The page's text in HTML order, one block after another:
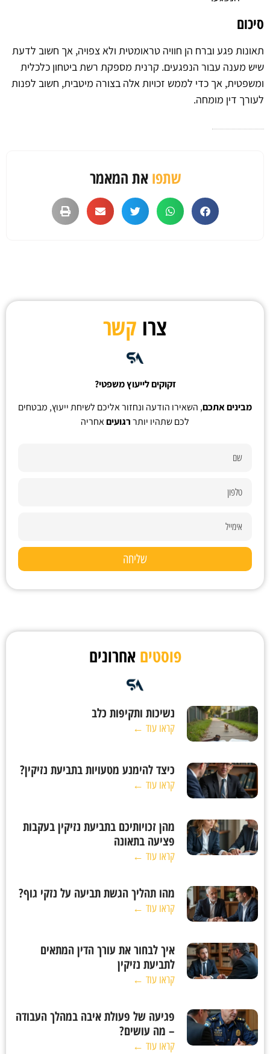
סיכום
תאונות פגע וברח הן חוויה טראומטית ולא צפויה, אך חשוב לדעת
שיש מענה עבור הנפגעים. קרנית מספקת רשת ביטחון כלכלית
ומשפטית, אך כדי לממש זכויות אלה בצורה מיטבית, חשוב לפנות
לעורך דין מומחה.
שתפואת המאמר
צרו קשר
זקוקים לייעוץ משפטי?
מבינים אתכם, השאירו הודעה ונחזור אליכם לשיחת ייעוץ, מבטחים
לכם שתהיו יותררגועיםאחריה
שליחה
פוסטים אחרונים
נשיכות ותקיפות כלב
קראו עוד ←
כיצד להימנע מטעויות בתביעת נזיקין?
קראו עוד ←
מהן זכויותיכם בתביעת נזיקין בעקבות
פציעה בתאונה
קראו עוד ←
מהו תהליך הגשת תביעה על נזקי גוף?
קראו עוד ←
איך לבחור את עורך הדין המתאים
לתביעת נזיקין
קראו עוד ←
פגיעה של פעולת איבה במהלך העבודה
– מה עושים?
קראו עוד ←